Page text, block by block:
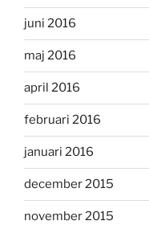
juni 2016
maj 2016
april 2016
februari 2016
januari 2016
december 2015
november 2015